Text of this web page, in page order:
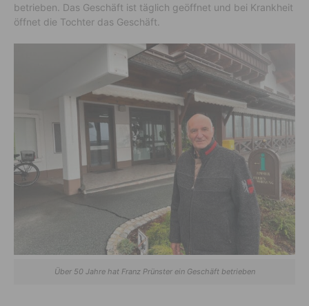
betrieben. Das Geschäft ist täglich geöffnet und bei Krankheit
öffnet die Tochter das Geschäft.
Über 50 Jahre hat Franz Prünster ein Geschäft betrieben